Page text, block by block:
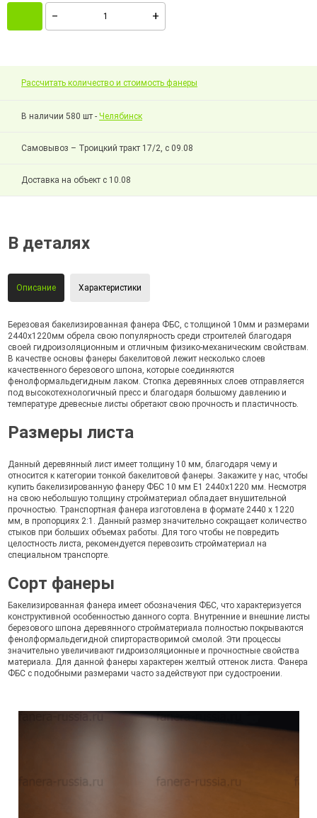
Рассчитать количество и стоимость фанеры
В наличии 580 шт - Челябинск
Самовывоз – Троицкий тракт 17/2, с 09.08
Доставка на объект с 10.08
В деталях
Описание Характеристики
Березовая бакелизированная фанера ФБС, с толщиной 10мм и размерами
2440х1220мм обрела свою популярность среди строителей благодаря
своей гидроизоляционным и отличным физико-механическим свойствам.
В качестве основы фанеры бакелитовой лежит несколько слоев
качественного березового шпона, которые соединяются
фенолформальдегидным лаком. Стопка деревянных слоев отправляется
под высокотехнологичный пресс и благодаря большому давлению и
температуре древесные листы обретают свою прочность и пластичность.
Размеры листа
Данный деревянный лист имеет толщину 10 мм, благодаря чему и
относится к категории тонкой бакелитовой фанеры. Закажите у нас, чтобы
купить бакелизированную фанеру ФБС 10 мм Е1 2440х1220 мм. Несмотря
на свою небольшую толщину стройматериал обладает внушительной
прочностью. Транспортная фанера изготовлена в формате 2440 х 1220
мм, в пропорциях 2:1. Данный размер значительно сокращает количество
стыков при больших объемах работы. Для того чтобы не повредить
целостность листа, рекомендуется перевозить стройматериал на
специальном транспорте.
Сорт фанеры
Бакелизированная фанера имеет обозначения ФБС, что характеризуется
конструктивной особенностью данного сорта. Внутренние и внешние листы
березового шпона деревянного стройматериала полностью покрываются
фенолформальдегидной спирторастворимой смолой. Эти процессы
значительно увеличивают гидроизоляционные и прочностные свойства
материала. Для данной фанеры характерен желтый оттенок листа. Фанера
ФБС с подобными размерами часто задействуют при судостроении.